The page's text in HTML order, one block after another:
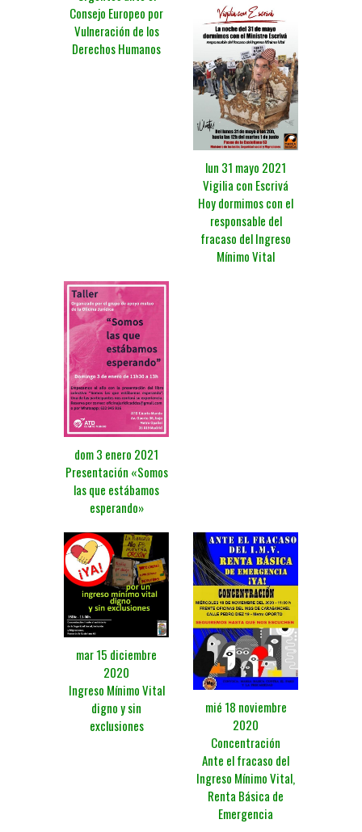
Consejo Europeo por
Vulneración de los
Derechos Humanos
lun 31 mayo 2021
Vigilia con Escrivá
Hoy dormimos con el
responsable del
fracaso del Ingreso
Mínimo Vital
dom 3 enero 2021
Presentación «Somos
las que estábamos
esperando»
mar 15 diciembre
2020
Ingreso Mínimo Vital
digno y sin
exclusiones
mié 18 noviembre
2020
Concentración
Ante el fracaso del
Ingreso Mínimo Vital,
Renta Básica de
Emergencia